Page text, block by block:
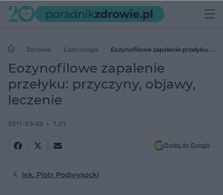
Zdrowie Gastrologia
Eozynofilowe zapalenie przełyku:
przyczyny, objawy, leczenie
Eozynofilowe zapalenie
przełyku: przyczyny, objawy,
leczenie
2017-03-23 7:21
Dodaj do Google
lek. Piotr Podwysocki